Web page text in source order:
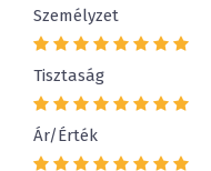
Személyzet
Tisztaság
Ár/Érték